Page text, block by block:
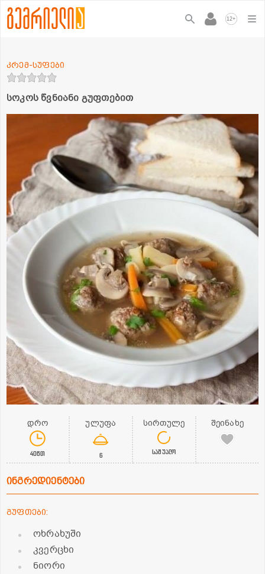
12+
სოკოს წვნიანი გუფთებით
კრემ-სუფები
დრო
40წთ
ულუფა
6
სირთულე
საშუალო
შეინახე
ინგრედიენტები
გუფთები:
ოხრახუში
კვერცხი
ნიორი